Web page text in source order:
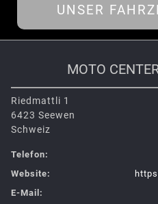
UNSER
MOTO
Riedmattli 1
6423 Seewen
Schweiz
Telefon:
Website:
E-Mail: